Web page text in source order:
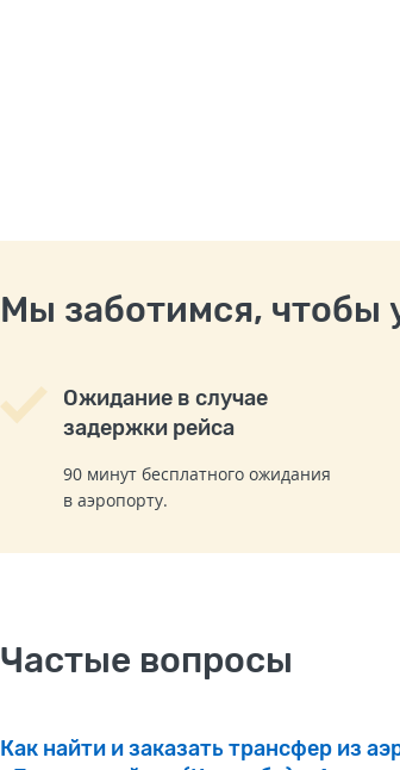
Мы заботимся, чтобы
Ожидание в случае
задержки рейса
90 минут бесплатного ожидания
в аэропорту.
Частые вопросы
Как найти и заказать трансфер из